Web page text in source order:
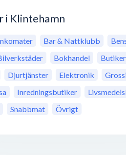
i Klintehamn
Bar & Nattklubb
Bokhandel Butiker
Djurtjänster Elektronik
Inredningsbutiker
Snabbmat Övrigt